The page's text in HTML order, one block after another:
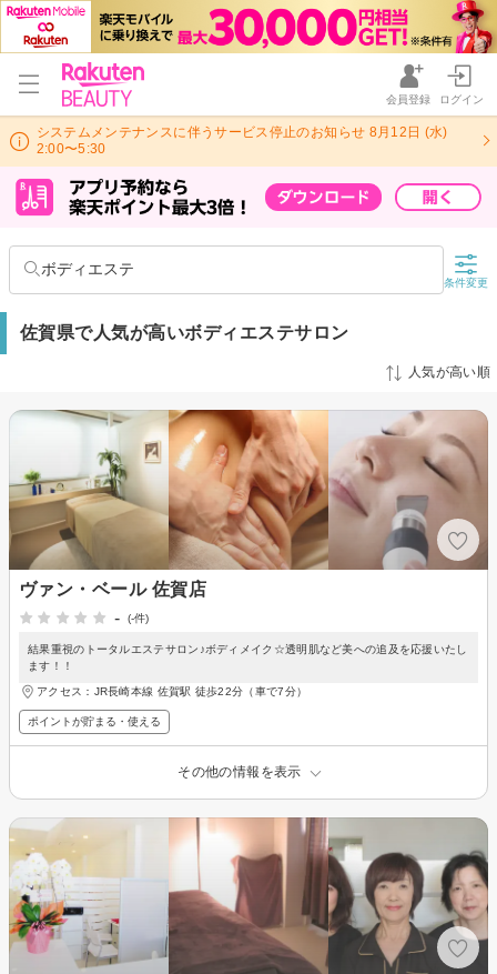
会員登録 ログイン
システムメンテナンスに伴うサービス停止のお知らせ 8月12日 (水)
2:00〜5:30
ボディエステ
条件変更
佐賀県で人気が高いボディエステサロン
人気が高い順
ヴァン・ベール 佐賀店
-
(-件)
結果重視のトータルエステサロン♪ボディメイク☆透明肌など美への追及を応援いたし
ます！！
アクセス：JR長崎本線 佐賀駅 徒歩22分（車で7分）
ポイントが貯まる・使える
その他の情報を表示